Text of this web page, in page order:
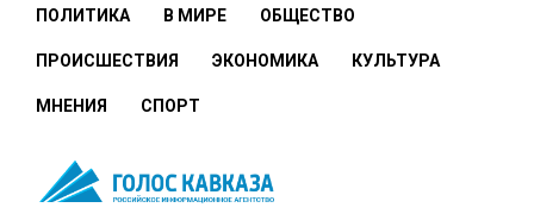
ПОЛИТИКА В МИРЕ ОБЩЕСТВО
ПРОИСШЕСТВИЯ ЭКОНОМИКА КУЛЬТУРА
МНЕНИЯ СПОРТ